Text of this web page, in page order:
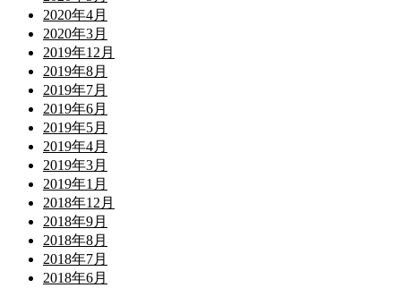
2020年4月
2020年3月
2019年12月
2019年8月
2019年7月
2019年6月
2019年5月
2019年4月
2019年3月
2019年1月
2018年12月
2018年9月
2018年8月
2018年7月
2018年6月